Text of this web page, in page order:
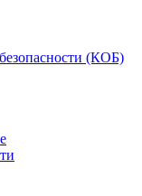
(КОБ)